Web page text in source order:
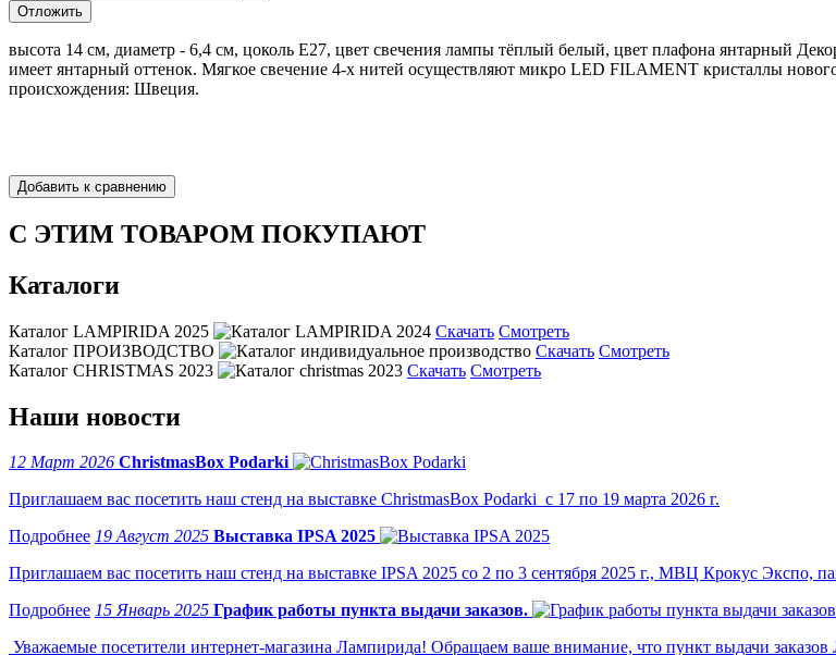
высота 14 см, диаметр - 6,4 см, цоколь Е27, цвет свечения лампы тёплый белый, цвет плафона янтарный
имеет янтарный оттенок. Мягкое свечение 4-х нитей осуществляют микро LED FILAMENT кристаллы
происхождения: Швеция.
С ЭТИМ ТОВАРОМ ПОКУПАЮТ
Каталоги
Каталог LAMPIRIDA 2025 Скачать Смотреть
Каталог ПРОИЗВОДСТВО
Скачать Смотреть
Каталог CHRISTMAS 2023
Скачать Смотреть
Наши новости
12 Март 2026 ChristmasBox Podarki
Приглашаем вас посетить наш стенд на выставке ChristmasBox Podarki с 17 по 19 марта 2026 г.
19 Август 2025 Выставка IPSA 2025
Приглашаем вас посетить наш стенд на выставке IPSA 2025 со 2 по 3 сентября 2025 г., МВЦ Крокус Экспо,
15 Январь 2025 График работы пункта выдачи заказов.
Уважаемые посетители интернет-магазина Лампирида! Обращаем ваше внимание, что пункт выдачи